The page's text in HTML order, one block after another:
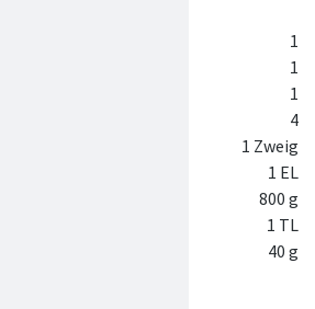
1
1
1
4
1 Zweig
1 EL
800 g
1 TL
40 g